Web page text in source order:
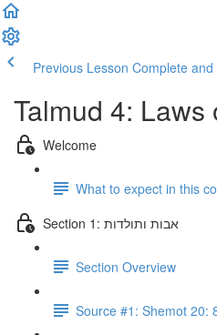
Previous Lesson Complete
Talmud 4: Laws
Welcome
What to expect in this
Section 1: אבות ותולדות
Section Overview